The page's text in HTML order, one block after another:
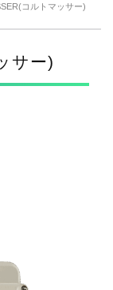
コルトマッサー)
サー)